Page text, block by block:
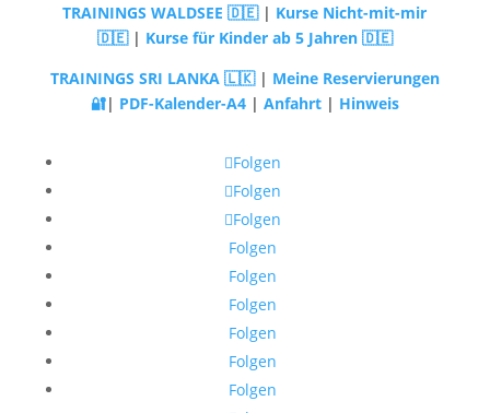
TRAININGS WALDSEE 🇩🇪| Kurse Nicht-mit-mir
🇩🇪| Kurse für Kinder ab 5 Jahren 🇩🇪
TRAININGS SRI LANKA 🇱🇰 | Meine Reservierungen
🔐| PDF-Kalender-A4| Anfahrt| Hinweis
Folgen
Folgen
Folgen
Folgen
Folgen
Folgen
Folgen
Folgen
Folgen